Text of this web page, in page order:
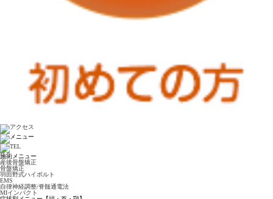
施術メニュー
産後骨盤矯正
骨盤矯正
羽田野式ハイボルト
EMS
自律神経調整/脊髄通電法
MIインパクト